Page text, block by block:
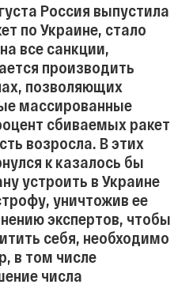
Россия выпустила
по Украине, стало
все санкции,
производить
позволяющих
массированные
сбиваемых ракет
возросла. В этих
к казалось бы
устроить в Украине
уничтожив ее
экспертов, чтобы
себя, необходимо
в том числе
числа